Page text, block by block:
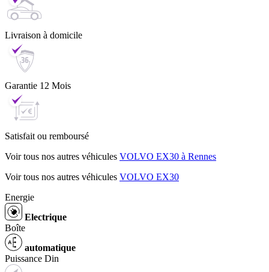
Livraison à domicile
Garantie 12 Mois
Satisfait ou remboursé
Voir tous nos autres véhicules VOLVO EX30 à Rennes
Voir tous nos autres véhicules VOLVO EX30
Energie
Electrique
Boîte
automatique
Puissance Din